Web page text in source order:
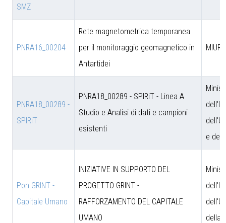
SMZ
PNRA16_00204
Rete magnetometrica temporanea
per il monitoraggio geomagnetico in
Antartidei
MIUR
PNRA18_00289 -
SPIRiT
PNRA18_00289 - SPIRiT - Linea A
Studio e Analisi di dati e campioni
esistenti
e
Pon GRINT -
Capitale Umano
INIZIATIVE IN SUPPORTO DEL
PROGETTO GRINT -
RAFFORZAMENTO DEL CAPITALE
UMANO
della